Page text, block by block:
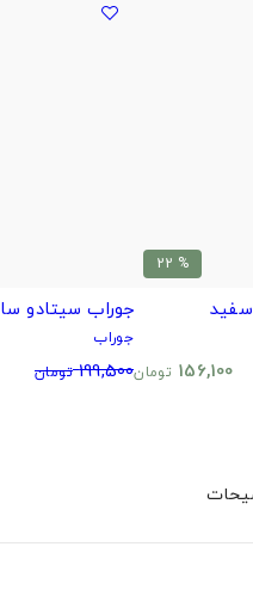
% 22
156,100 تومان
جوراب سیتادو
جوراب
199,500 تومان